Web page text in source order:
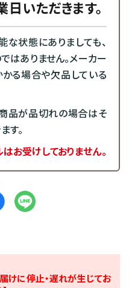
いただきます。
状態にありましても、
はありません。メーカー
る場合や欠品している
品が品切れの場合はそ
す。
お受けしておりません。
けに停止・遅れが生じてお